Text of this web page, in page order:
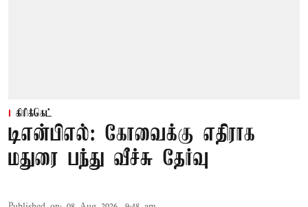
கிரிக்கெட்
டிஎன்பிஎல்: கோவைக்கு எதிராக
மதுரை பந்து வீச்சு தேர்வு